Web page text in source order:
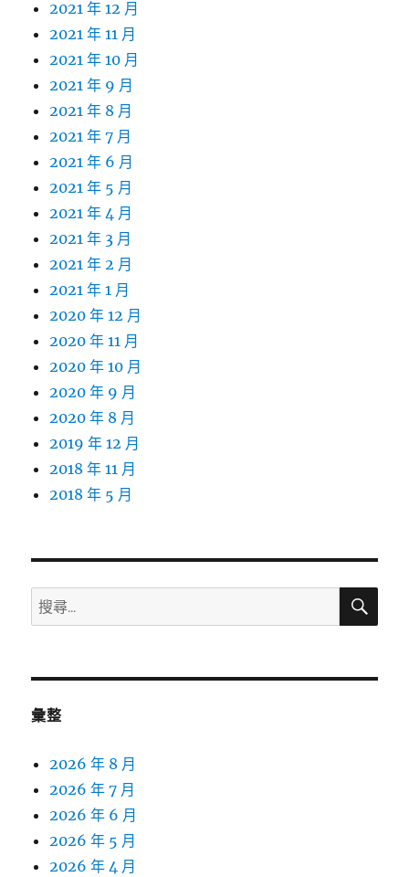
2021 年 12 月
2021 年 11 月
2021 年 10 月
2021 年 9 月
2021 年 8 月
2021 年 7 月
2021 年 6 月
2021 年 5 月
2021 年 4 月
2021 年 3 月
2021 年 2 月
2021 年 1 月
2020 年 12 月
2020 年 11 月
2020 年 10 月
2020 年 9 月
2020 年 8 月
2019 年 12 月
2018 年 11 月
2018 年 5 月
搜
尋
鍵
搜
彙整
2026 年 8 月
2026 年 7 月
2026 年 6 月
2026 年 5 月
2026 年 4 月